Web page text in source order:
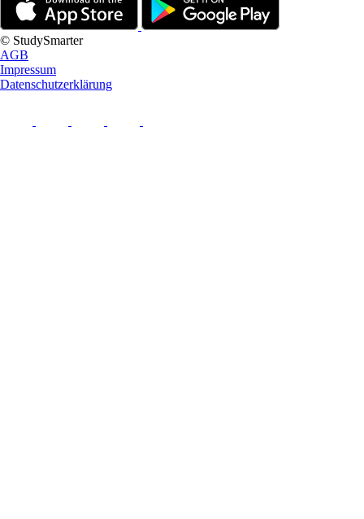
© StudySmarter
AGB
Impressum
Datenschutzerklärung